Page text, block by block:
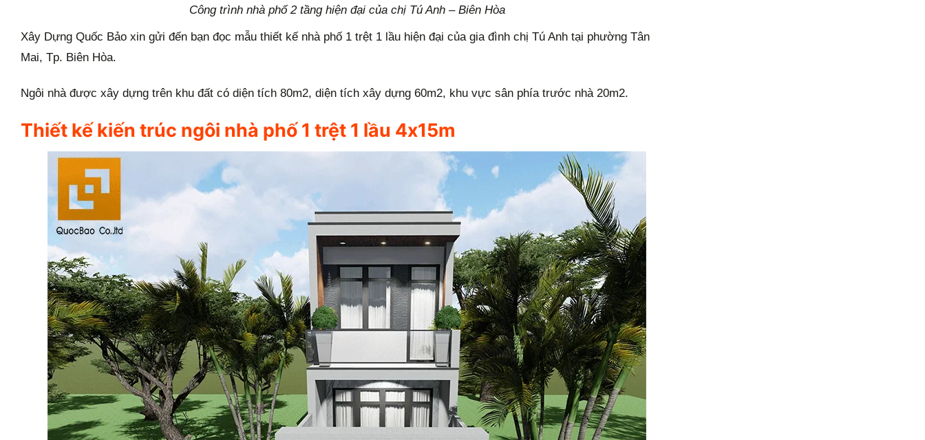
Công trình nhà phố 2 tầng hiện đại của chị Tú Anh – Biên Hòa
Xây Dựng Quốc Bảo xin gửi đến bạn đọc mẫu thiết kế nhà phố 1 trệt 1 lầu hiện đại của gia đình chị Tú Anh tại phường Tân
Mai, Tp. Biên Hòa.
Ngôi nhà được xây dựng trên khu đất có diện tích 80m2, diện tích xây dựng 60m2, khu vực sân phía trước nhà 20m2.
Thiết kế kiến trúc ngôi nhà phố 1 trệt 1 lầu 4x15m